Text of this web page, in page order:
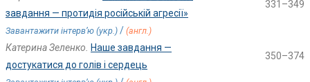
завдання — протидія російській агресії»
331–349
Завантажити інтерв’ю (укр.) / (англ.)
Катерина Зеленко. Наше завдання —
достукатися до голів і сердець
350–374